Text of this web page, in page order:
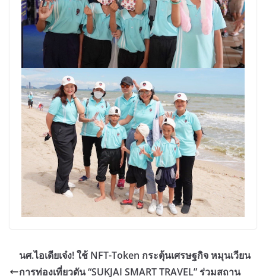
นศ.ไอเดียเจ๋ง! ใช้ NFT-Token กระตุ้นเศรษฐกิจ หมุนเวียน
การท่องเที่ยวดัน “SUKJAI SMART TRAVEL” ร่วมสถาน